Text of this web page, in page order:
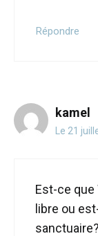
Répondre
kamel
Le 21
Est-ce
libre ou
sanctuaire?